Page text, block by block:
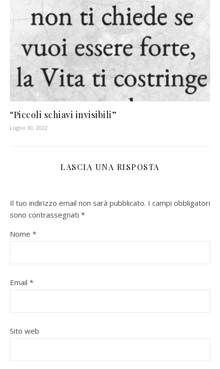
“Piccoli schiavi invisibili”
Luglio 30, 2022
LASCIA UNA RISPOSTA
Il tuo indirizzo email non sarà pubblicato. I campi obbligatori
sono contrassegnati *
Nome *
Email *
Sito web